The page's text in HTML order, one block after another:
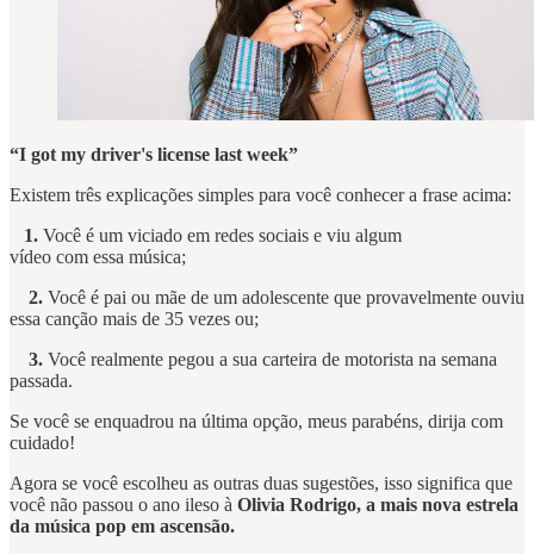
“I got my driver's license last week”
Existem três explicações simples para você conhecer a frase acima:
1. Você é um viciado em redes sociais e viu algum
vídeo com essa música;
2. Você é pai ou mãe de um adolescente que provavelmente ouviu
essa canção mais de 35 vezes ou;
3. Você realmente pegou a sua carteira de motorista na semana
passada.
Se você se enquadrou na última opção, meus parabéns, dirija com
cuidado!
Agora se você escolheu as outras duas sugestões, isso significa que
você não passou o ano ileso à Olivia Rodrigo, a mais nova estrela
da música pop em ascensão.